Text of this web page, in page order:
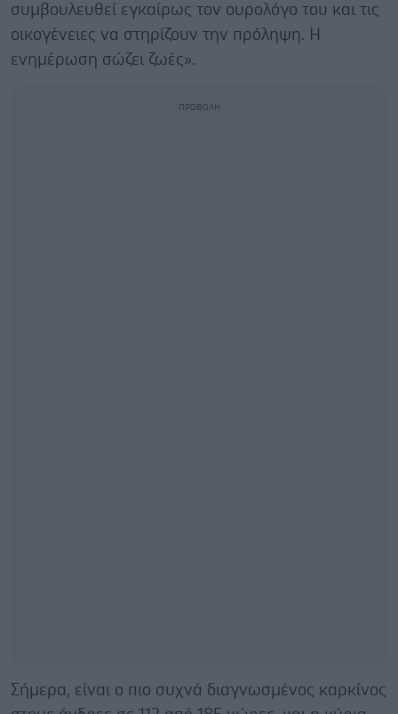
συμβουλευθεί εγκαίρως τον ουρολόγο του και τις
οικογένειες να στηρίζουν την πρόληψη. Η
ενημέρωση σώζει ζωές».
Σήμερα, είναι o πιο συχνά διαγνωσμένος καρκίνος